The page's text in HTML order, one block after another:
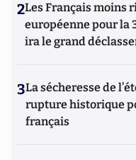
2Les Français moins
européenne pour la
ira le grand
3La sécheresse de
rupture historique
français